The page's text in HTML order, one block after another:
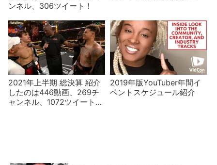
ンネル、306ツイート！
2021年上半期 総決算 紹介
したのは446動画、269チ
ャンネル、1072ツイート、
2019年版YouTuber年間イ
ベントスケジュール紹介